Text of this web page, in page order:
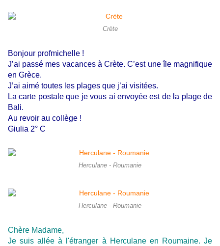
Crète
Bonjour profmichelle !
J’ai passé mes vacances à Crète. C’est une île magnifique
en Grèce.
J’ai aimé toutes les plages que j’ai visitées.
La carte postale que je vous ai envoyée est de la plage de
Bali.
Au revoir au collège !
Giulia 2° C
Herculane - Roumanie
Herculane - Roumanie
Chère Madame,
Je suis allée à l'étranger à Herculane en Roumaine. Je